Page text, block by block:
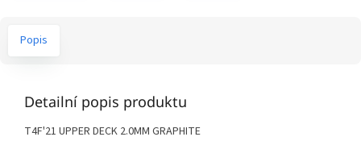
Popis
Detailní popis produktu
T4F'21 UPPER DECK 2.0MM GRAPHITE